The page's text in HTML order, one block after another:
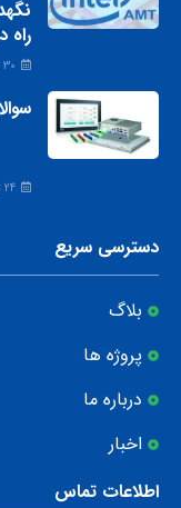
راه
30 تیر 1405
24 تیر 1405
دسترسی سریع
بلاگ
پروژه ها
درباره ما
اخبار
اطلاعات تماس